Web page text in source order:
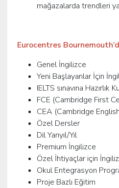
mağazalarda trendleri
Eurocentres
Genel İngilizce
Yeni Başlayanlar İçin
IELTS sınavına Hazırlık
FCE (Cambridge First
CEA (Cambridge
Özel Dersler
Dil Yarıyıl/Yıl
Premium İngilizce
Özel İhtiyaçlar için
Okul Entegrasyon
Proje Bazlı Eğitim